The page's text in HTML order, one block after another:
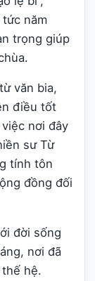
năm
trọng giúp
văn bia,
điều tốt
nơi đây
sư Từ
tính tôn
đồng đối
đời sống
nơi đã
hệ.